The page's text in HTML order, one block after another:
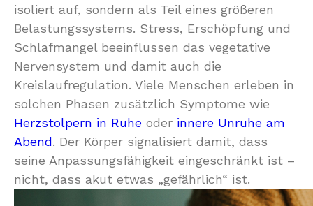
isoliert auf, sondern als Teil eines größeren
Belastungssystems. Stress, Erschöpfung und
Schlafmangel beeinflussen das vegetative
Nervensystem und damit auch die
Kreislaufregulation. Viele Menschen erleben in
solchen Phasen zusätzlich Symptome wie
Herzstolpern in Ruhe oder innere Unruhe am
Abend. Der Körper signalisiert damit, dass
seine Anpassungsfähigkeit eingeschränkt ist –
nicht, dass akut etwas „gefährlich“ ist.